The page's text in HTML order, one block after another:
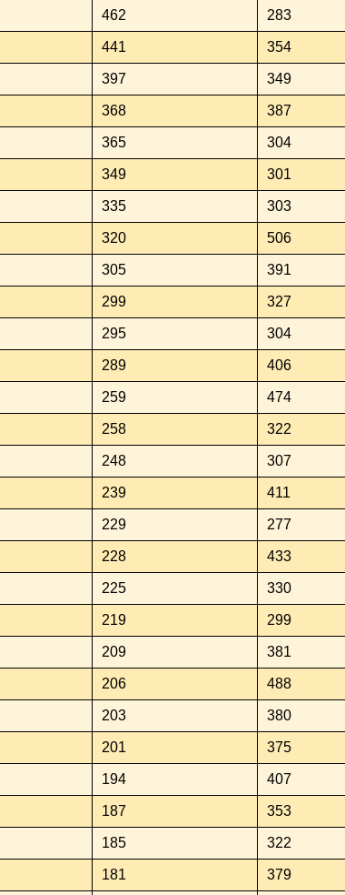
462 283
441 354
397 349
368 387
365 304
349 301
335 303
320 506
305 391
299 327
295 304
289 406
259 474
258 322
248 307
239 411
229 277
228 433
225 330
219 299
209 381
206 488
203 380
201 375
194 407
187 353
185 322
181 379